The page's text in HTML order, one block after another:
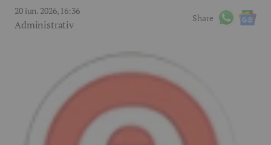
20 iun. 2026, 16:36
Administrativ
Share